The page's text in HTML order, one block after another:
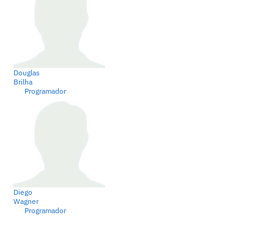
Douglas
Brilha
Programador
Diego
Wagner
Programador